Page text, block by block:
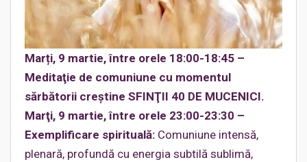
Marți, 9 martie, între orele 18:00-18:45 –
Meditaţie de comuniune cu momentul
sărbătorii creştine SFINŢII 40 DE MUCENICI.
Marţi, 9 martie, între orele 23:00-23:30 –
Exemplificare spirituală: Comuniune intensă,
plenară, profundă cu energia subtilă sublimă,